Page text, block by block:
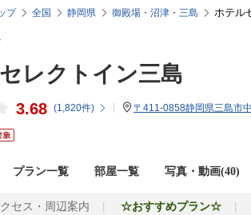
プ 全国 静岡県 御殿場・沼津・三島 ホテル
レクトイン三島
3.68 (1,820件) 〒411-0858静岡県三島市
プラン一覧 部屋一覧 写真・動画(40)
セス・周辺案内 ☆おすすめプラン☆